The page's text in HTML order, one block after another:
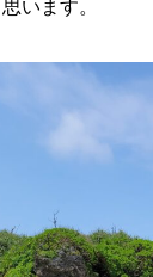
います。